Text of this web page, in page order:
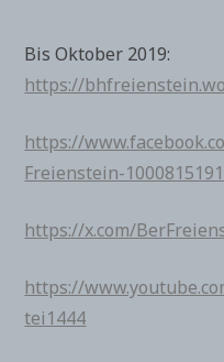
Bis Oktober 2019:
https://
https://
Freienstein-
https://x.com/
https://
tei1444